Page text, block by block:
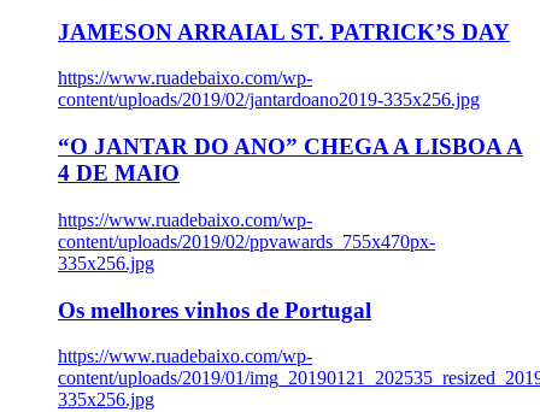
JAMESON ARRAIAL ST. PATRICK’S DAY
https://www.ruadebaixo.com/wp-
content/uploads/2019/02/jantardoano2019-335x256.jpg
“O JANTAR DO ANO” CHEGA A LISBOA A
4 DE MAIO
https://www.ruadebaixo.com/wp-
content/uploads/2019/02/ppvawards_755x470px-
335x256.jpg
Os melhores vinhos de Portugal
https://www.ruadebaixo.com/wp-
content/uploads/2019/01/
335x256.jpg